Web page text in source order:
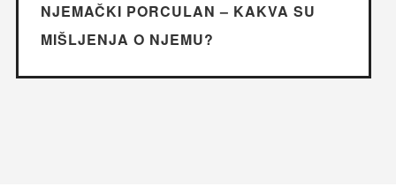
NJEMAČKI PORCULAN – KAKVA SU
MIŠLJENJA O NJEMU?